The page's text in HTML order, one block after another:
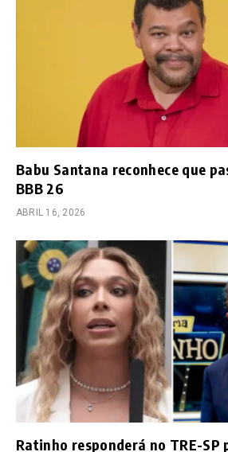
Babu Santana reconhece que
BBB 26
ABRIL 16, 2026
Ratinho responderá no TRE-SP